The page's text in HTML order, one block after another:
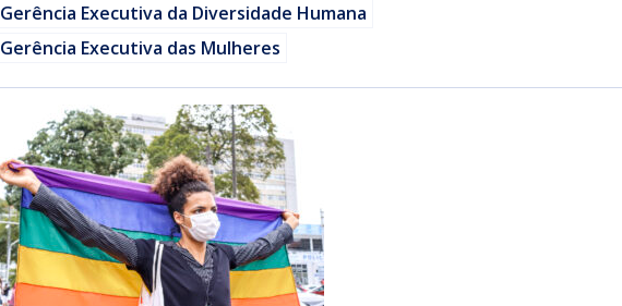
Gerência Executiva da Diversidade Humana
Gerência Executiva das Mulheres